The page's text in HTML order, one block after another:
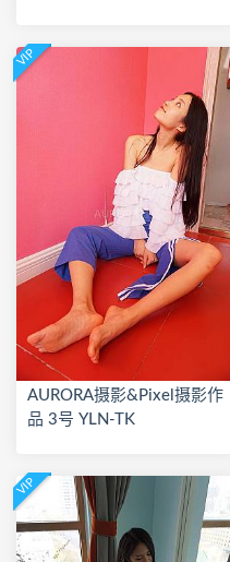
VIP
AURORA摄影&Pixel摄影作
品 3号 YLN-TK
VIP